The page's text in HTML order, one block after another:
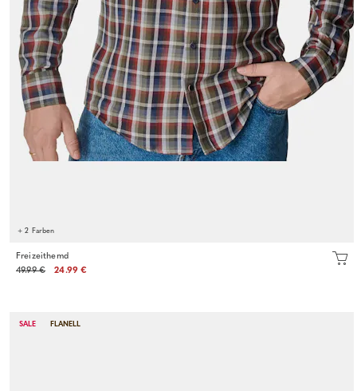
+ 2 Farben
Freizeithemd
49.99 €
24.99 €
SALE FLANELL